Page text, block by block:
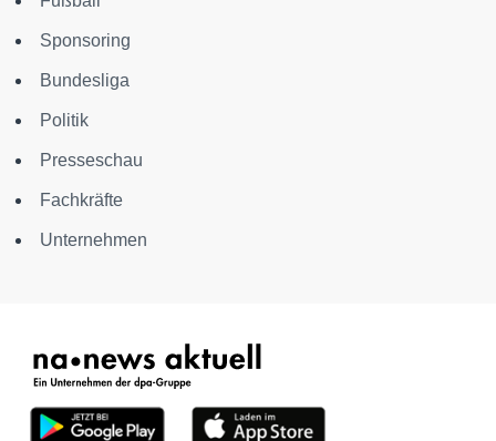
Sponsoring
Bundesliga
Politik
Presseschau
Fachkräfte
Unternehmen